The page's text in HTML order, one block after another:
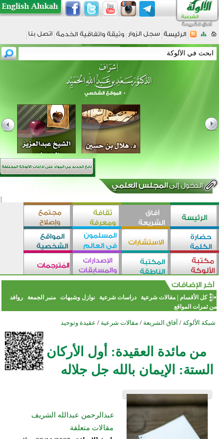
كل الأقسام |مقالات شرعية دراسات شرعية نوازل وشبهات منبر الجمعة
روافد
من ثمرات المواقع
شبكة الألوكة / آفاق الشريعة / مقالات شرعية / عقيدة وتوحيد
من مائدة العقيدة: أول الأركان
الستة: الإيمان بالله جل جلاله
عبدالرحمن عبدالله الشريف
مقالات متعلقة